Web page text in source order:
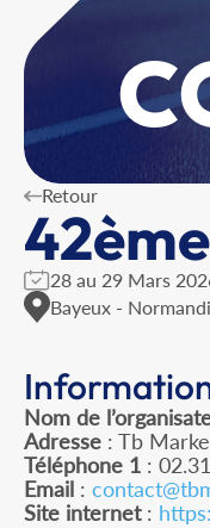
Retour
28 au 29 Mars
Bayeux -
Nom de
Adresse : Tb
Téléphone 1 :
Email :
Site internet: